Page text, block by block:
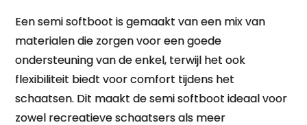
Een semi softboot is gemaakt van een mix van
materialen die zorgen voor een goede
ondersteuning van de enkel, terwijl het ook
flexibiliteit biedt voor comfort tijdens het
schaatsen. Dit maakt de semi softboot ideaal voor
zowel recreatieve schaatsers als meer